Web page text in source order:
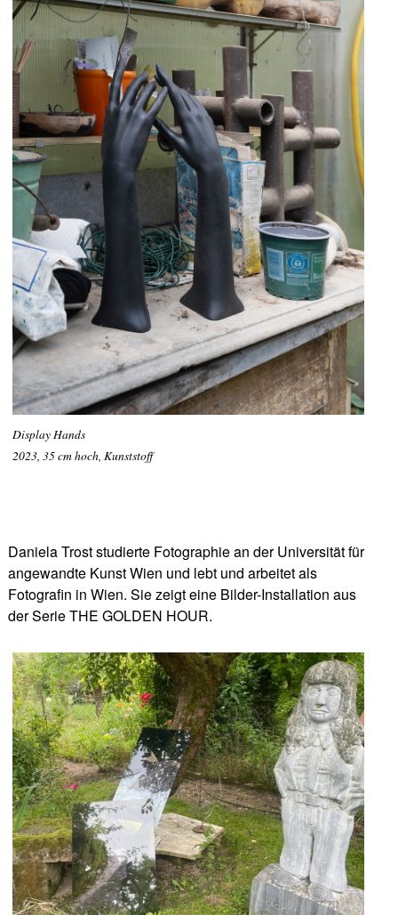
Display Hands
2023, 35 cm hoch, Kunststoff
Daniela Trost studierte Fotographie an der Universität für
angewandte Kunst Wien und lebt und arbeitet als
Fotografin in Wien. Sie zeigt eine Bilder-Installation aus
der Serie THE GOLDEN HOUR.